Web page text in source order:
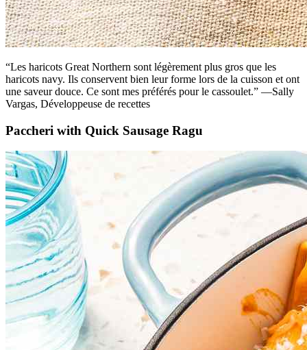
“Les haricots Great Northern sont légèrement plus gros que les
haricots navy. Ils conservent bien leur forme lors de la cuisson et ont
une saveur douce. Ce sont mes préférés pour le cassoulet.” —Sally
Vargas, Développeuse de recettes
Paccheri with Quick Sausage Ragu